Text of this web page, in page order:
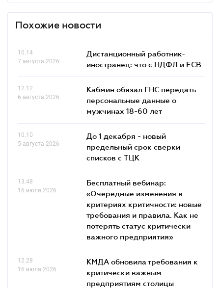
Похожие новости
10.14
7 августа 2026
Дистанционный работник-
иностранец: что с НДФЛ и ЕСВ
12.12
6 августа 2026
Кабмин обязал ГНС передать
персональные данные о
мужчинах 18-60 лет
10.10
5 августа 2026
До 1 декабря - новый
предельный срок сверки
списков c ТЦК
13.48
16 июля 2026
Бесплатный вебинар:
«Очередные изменения в
критериях критичности: новые
требования и правила. Как не
потерять статус критически
важного предприятия»
12.28
16 июля 2026
КМДА обновила требования к
критически важным
предприятиям столицы